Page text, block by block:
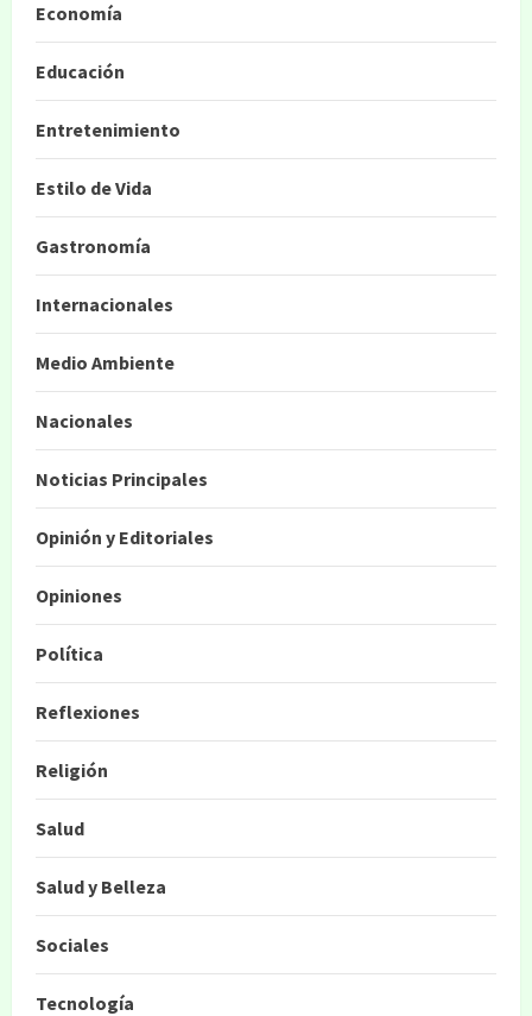
Economía
Educación
Entretenimiento
Estilo de Vida
Gastronomía
Internacionales
Medio Ambiente
Nacionales
Noticias Principales
Opinión y Editoriales
Opiniones
Política
Reflexiones
Religión
Salud
Salud y Belleza
Sociales
Tecnología